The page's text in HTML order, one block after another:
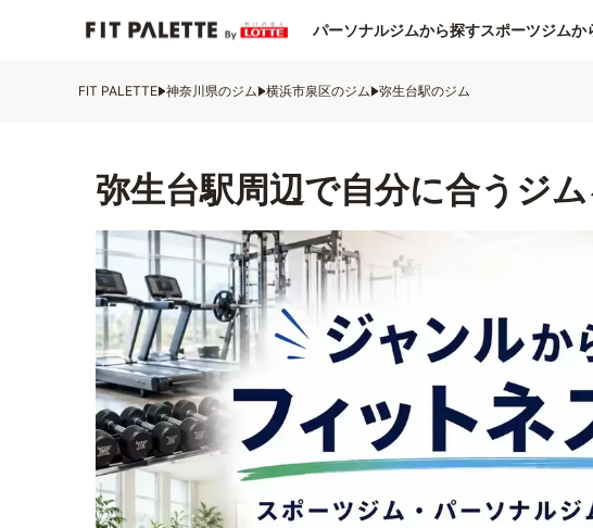
パーソナルジムから探すスポーツジムか
FIT PALETTE 神奈川県のジム 横浜市泉区のジム 弥生台駅のジム
弥生台駅周辺で自分に合うジ